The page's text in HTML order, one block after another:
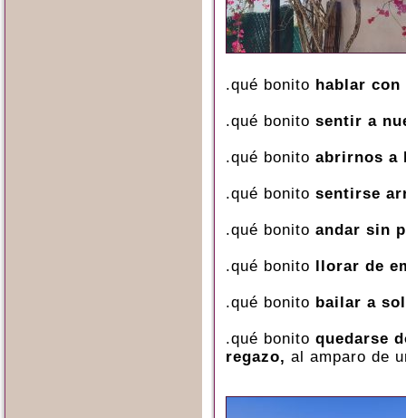
.qué bonito hablar
.qué bonito sentir a
.qué bonito abrirnos a
.qué bonito sentirse
.qué bonito andar sin
.qué bonito llorar de
.qué bonito bailar a
.qué bonito quedarse
regazo, al amparo de